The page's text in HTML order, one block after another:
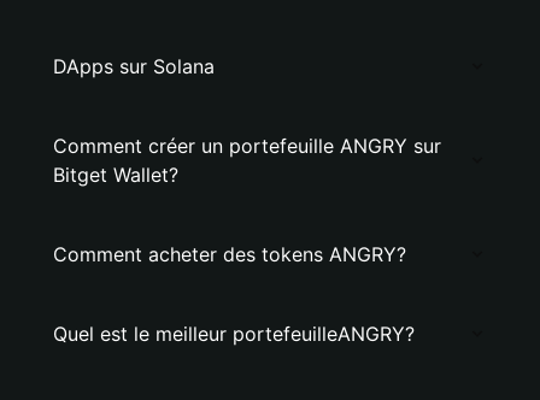
DApps sur Solana
Comment créer un portefeuille ANGRY sur
Bitget Wallet?
Comment acheter des tokens ANGRY?
Quel est le meilleur portefeuilleANGRY?